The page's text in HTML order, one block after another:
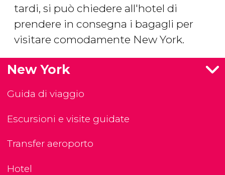
tardi, si può chiedere all'hotel di
prendere in consegna i bagagli per
visitare comodamente New York.
New York
Guida di viaggio
Escursioni e visite guidate
Transfer aeroporto
Hotel